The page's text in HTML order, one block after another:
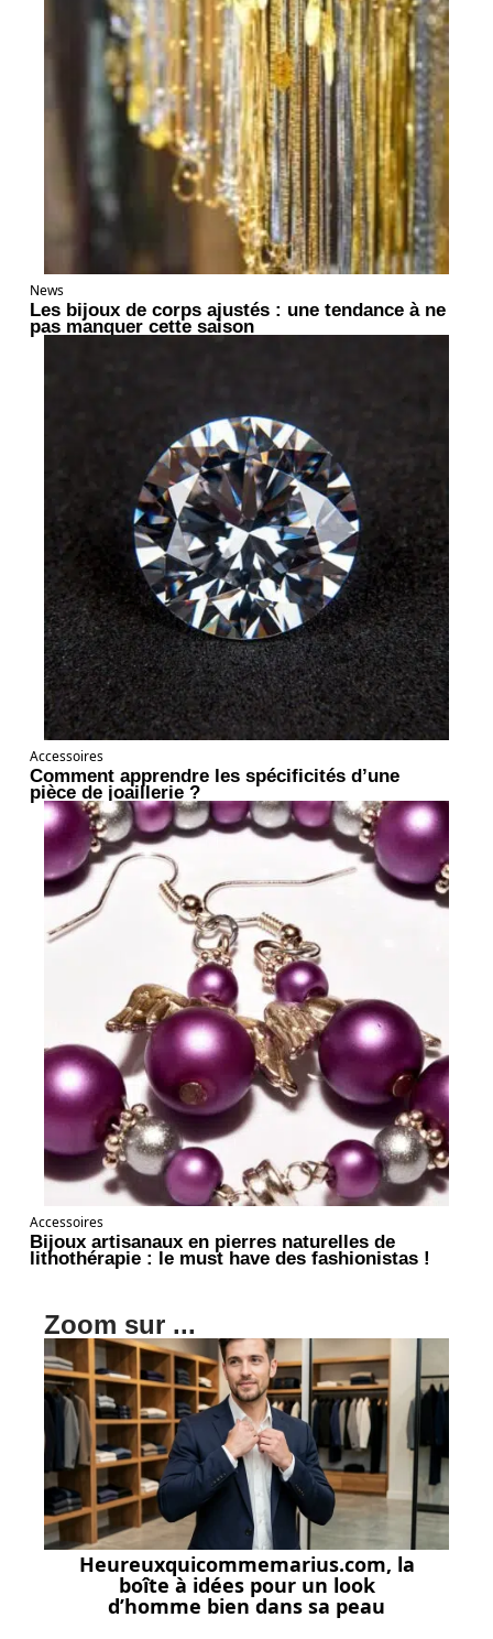
News
Les bijoux de corps ajustés : une tendance à ne
pas manquer cette saison
Accessoires
Comment apprendre les spécificités d’une
pièce de joaillerie ?
Accessoires
Bijoux artisanaux en pierres naturelles de
lithothérapie : le must have des fashionistas !
Zoom sur ...
Heureuxquicommemarius.com, la
boîte à idées pour un look
d’homme bien dans sa peau